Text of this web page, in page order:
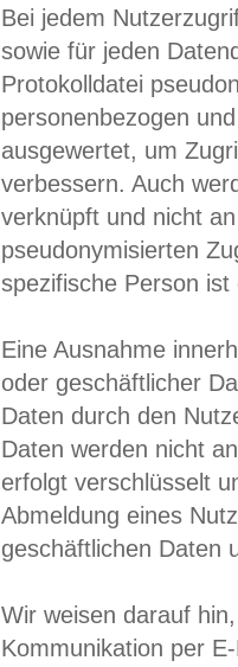
Bei jedem
sowie für jeden
Protokolldatei
personenbezogen
ausgewertet, um
verbessern. Auch
verknüpft und nicht
pseudonymisierten
spezifische Person
Eine Ausnahme
oder geschäftlicher
Daten durch den
Daten werden nicht
erfolgt verschlüsselt
Abmeldung eines
geschäftlichen Daten
Wir weisen darauf
Kommunikation per